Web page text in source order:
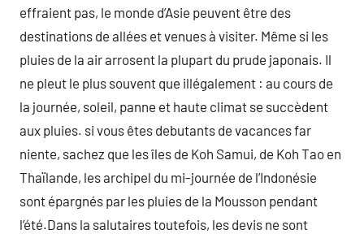
effraient pas, le monde d’Asie peuvent être des
destinations de allées et venues à visiter. Même si les
pluies de la air arrosent la plupart du prude japonais. Il
ne pleut le plus souvent que illégalement : au cours de
la journée, soleil, panne et haute climat se succèdent
aux pluies. si vous êtes debutants de vacances far
niente, sachez que les îles de Koh Samui, de Koh Tao en
Thaïlande, les archipel du mi-journée de l’Indonésie
sont épargnés par les pluies de la Mousson pendant
l’été.Dans la salutaires toutefois, les devis ne sont